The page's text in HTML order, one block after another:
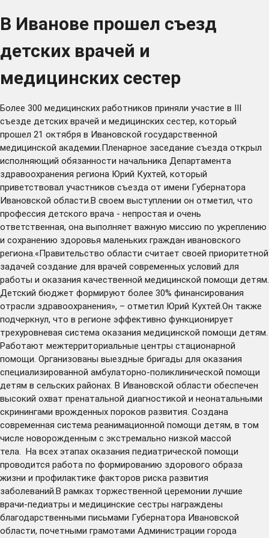
В Иванове прошел съезд
детских врачей и
медицинских сестер
Более 300 медицинских работников приняли участие в III
съезде детских врачей и медицинских сестер, который
прошел 21 октября в Ивановской государственной
медицинской академии.Пленарное заседание съезда открыл
исполняющий обязанности начальника Департамента
здравоохранения региона Юрий Кухтей, который
приветствовал участников съезда от имени Губернатора
Ивановской области.В своем выступлении он отметил, что
профессия детского врача - непростая и очень
ответственная, она выполняет важную миссию по укреплению
и сохранению здоровья маленьких граждан ивановского
региона.«Правительство области считает своей приоритетной
задачей создание для врачей современных условий для
работы и оказания качественной медицинской помощи детям.
Детский бюджет формируют более 30% финансирования
отрасли здравоохранения», – отметил Юрий Кухтей.Он также
подчеркнул, что в регионе эффективно функционирует
трехуровневая система оказания медицинской помощи детям.
Работают межтерриториальные центры стационарной
помощи. Организованы выездные бригады для оказания
специализированной амбулаторно-поликлинической помощи
детям в сельских районах. В Ивановской области обеспечен
высокий охват пренатальной диагностикой и неонатальными
скринингами врожденных пороков развития. Создана
современная система реанимационной помощи детям, в том
числе новорожденным с экстремально низкой массой
тела. На всех этапах оказания педиатрической помощи
проводится работа по формированию здорового образа
жизни и профилактике факторов риска развития
заболеваний.В рамках торжественной церемонии лучшие
врачи-педиатры и медицинские сестры награждены
благодарственными письмами Губернатора Ивановской
области, почетными грамотами Администрации города